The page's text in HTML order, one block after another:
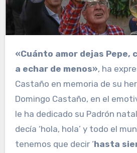
«Cuánto amor dejas Pepe, cuánto te vamos
a echar de menos», ha
Castaño en memoria de su
Domingo Castaño, en el
le ha dedicado su Padrón
decía ‘hola, hola’ y todo el
tenemos que decir ‘hasta